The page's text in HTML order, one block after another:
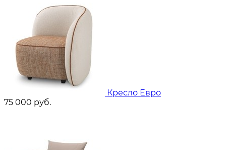
Кресло Евро
75 000 руб.